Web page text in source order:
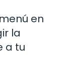
en
la
a tu